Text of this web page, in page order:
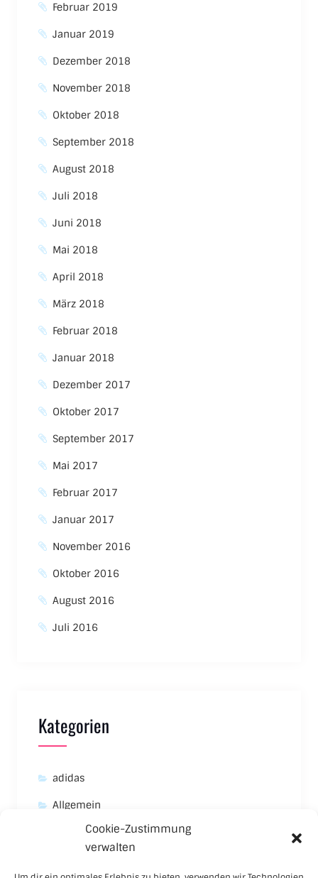
Cookie-Zustimmung
verwalten
Februar 2019
Januar 2019
Dezember 2018
November 2018
Oktober 2018
September 2018
August 2018
Juli 2018
Juni 2018
Mai 2018
April 2018
März 2018
Februar 2018
Januar 2018
Dezember 2017
Oktober 2017
September 2017
Mai 2017
Februar 2017
Januar 2017
November 2016
Oktober 2016
August 2016
Juli 2016
Kategorien
adidas
Allgemein